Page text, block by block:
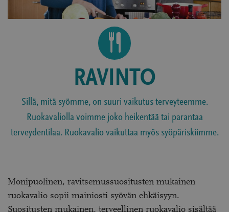
RAVINTO
Sillä, mitä syömme, on suuri vaikutus terveyteemme.
Ruokavaliolla voimme joko heikentää tai parantaa
terveydentilaa. Ruokavalio vaikuttaa myös syöpäriskiimme.
Monipuolinen, ravitsemussuositusten mukainen
ruokavalio sopii mainiosti syövän ehkäisyyn.
Suositusten mukainen, terveellinen ruokavalio sisältää